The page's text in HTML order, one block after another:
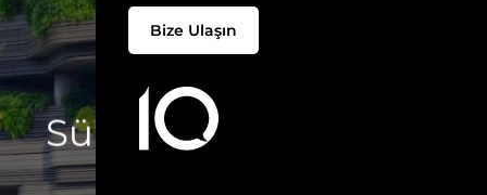
5 AĞUSTOS 2022
10 Maddede
Sürdürülebilir Mimari
Bize Ulaşın